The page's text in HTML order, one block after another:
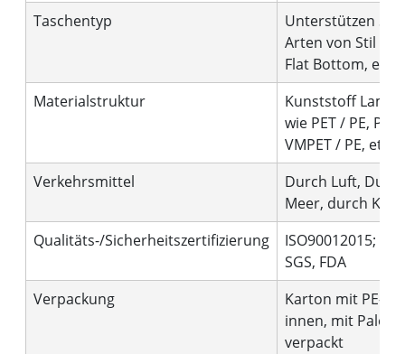
Taschentyp
Unterstützen Sie
Arten von Stil wie
Flat Bottom, etc.
Materialstruktur
Kunststoff
wie PET / PE, PET
VMPET / PE, etc.
Verkehrsmittel
Durch Luft,
Meer, durch
Qualitäts-/Sicherheitszertifizierung
ISO90012015;
SGS, FDA
Verpackung
Karton mit PE-
innen, mit Palette
verpackt